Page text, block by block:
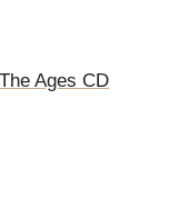
Ages CD